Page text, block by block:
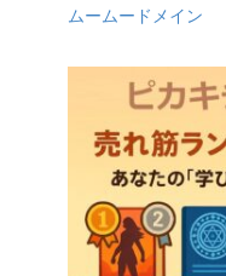
ムームードメイン